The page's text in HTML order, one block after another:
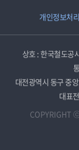
개인정보처
상호 : 한국철도공
대전광역시 동구 중
대표
COPYRIGHT